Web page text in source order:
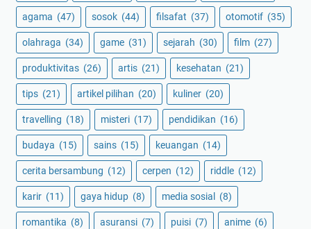
agama (47) sosok (44) filsafat (37) otomotif (35)
olahraga (34) game (31) sejarah (30) film (27)
produktivitas (26) artis (21) kesehatan (21)
tips (21) artikel pilihan (20) kuliner (20)
travelling (18) misteri (17) pendidikan (16)
budaya (15) sains (15) keuangan (14)
cerita bersambung (12) cerpen (12) riddle (12)
karir (11) gaya hidup (8) media sosial (8)
romantika (8) asuransi (7) puisi (7) anime (6)